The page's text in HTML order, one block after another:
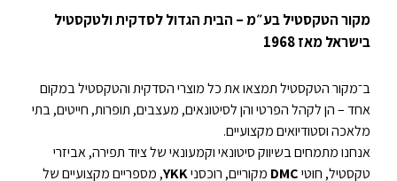
מקור הטקסטיל בע״מ – הבית הגדול לסדקית ולטקסטיל
בישראל מאז 1968
ב־מקור הטקסטיל תמצאו את כל מוצרי הסדקית והטקסטיל במקום
אחד – הן לקהל הפרטי והן לסיטונאים, מעצבים, תופרות, חייטים, בתי
מלאכה וסטודיואים מקצועיים.
אנחנו מתמחים בשיווק סיטונאי וקמעונאי של ציוד תפירה, אביזרי
טקסטיל, חוטיDMC מקוריים, רוכסניYKK, מספריים מקצועיים של